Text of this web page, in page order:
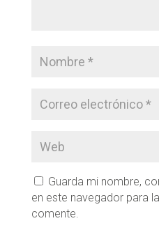
Guarda mi nombre,
en este navegador para
comente.